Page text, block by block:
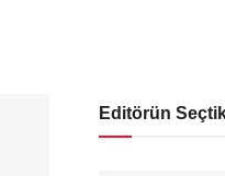
Editörün